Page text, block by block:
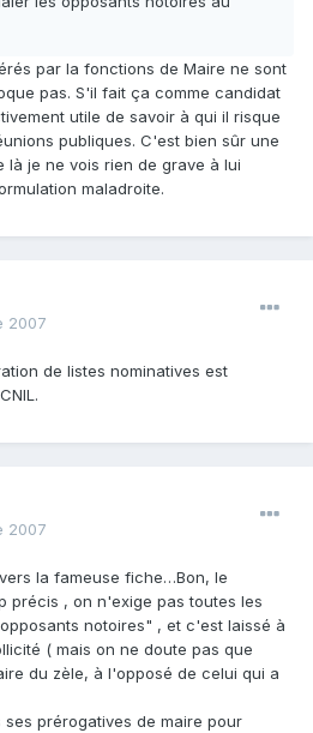
par la fonctions de Maire ne sont
pas. S'il fait ça comme candidat
utile de savoir à qui il risque
publiques. C'est bien sûr une
là je ne vois rien de grave à lui
maladroite.
2007
de listes nominatives est
2007
la fameuse fiche…Bon, le
précis , on n'exige pas toutes les
notoires" , et c'est laissé à
( mais on ne doute pas que
du zèle, à l'opposé de celui qui a
prérogatives de maire pour